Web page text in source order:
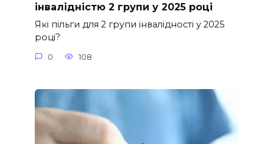
інвалідністю 2 групи у 2025 році
Які пільги для 2 групи інвалідності у 2025
році?
0 108